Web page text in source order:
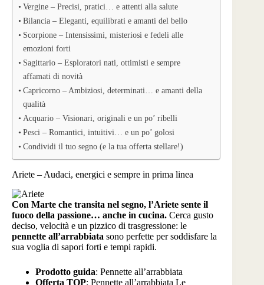
Vergine – Precisi, pratici… e attenti alla salute
Bilancia – Eleganti, equilibrati e amanti del bello
Scorpione – Intensissimi, misteriosi e fedeli alle
emozioni forti
Sagittario – Esploratori nati, ottimisti e sempre
affamati di novità
Capricorno – Ambiziosi, determinati… e amanti della
qualità
Acquario – Visionari, originali e un po’ ribelli
Pesci – Romantici, intuitivi… e un po’ golosi
Condividi il tuo segno (e la tua offerta stellare!)
Ariete – Audaci, energici e sempre in prima linea
Con Marte che transita nel segno, l’Ariete sente il
fuoco della passione… anche in cucina. Cerca gusto
deciso, velocità e un pizzico di trasgressione: le
pennette all’arrabbiata sono perfette per soddisfare la
sua voglia di sapori forti e tempi rapidi.
Prodotto guida: Pennette all’arrabbiata
Offerta TOP: Pennette all’arrabbiata Le